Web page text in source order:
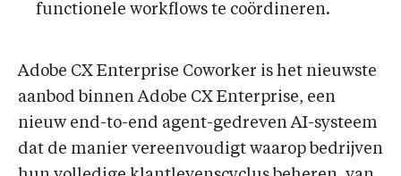
functionele workflows te coördineren.
Adobe CX Enterprise Coworker is het nieuwste
aanbod binnen Adobe CX Enterprise, een
nieuw end-to-end agent-gedreven AI-systeem
dat de manier vereenvoudigt waarop bedrijven